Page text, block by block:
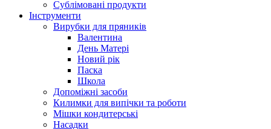
Сублімовані продукти
Інструменти
Вирубки для пряників
Валентина
День Матері
Новий рік
Паска
Школа
Допоміжні засоби
Килимки для випічки та роботи
Мішки кондитерські
Насадки